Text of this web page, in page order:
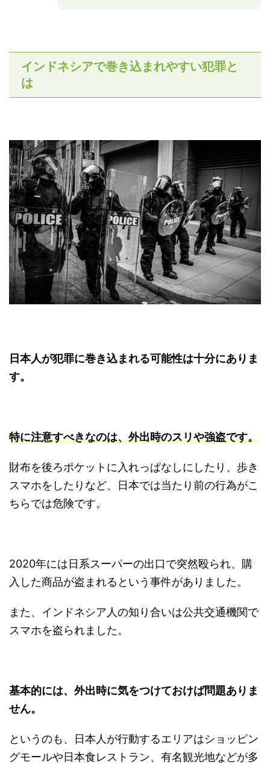
インドネシアで巻き込まれやすい犯罪と
は
日本人が犯罪に巻き込まれる可能性は十分にありま
す。
特に注意すべきなのは、外出時のスリや強盗です。
財布を後ろポケットに入れっぱなしにしたり、歩き
スマホをしたりなど、日本では当たり前の行為がこ
ちらでは危険です。
2020年には日系スーパーの出口で突然殴られ、購
入した商品が盗まれるという事件がありました。
また、インドネシア人の知り合いは公共交通機関で
スマホを盗られました。
基本的には、外出時に気をつけておけば問題ありま
せん。
というのも、日本人が行動するエリアはショッピン
グモールや日本食レストラン、有名観光地などが多